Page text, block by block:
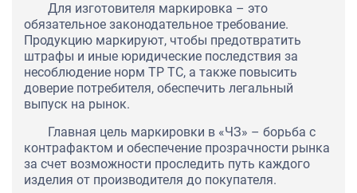
Для изготовителя маркировка – это
обязательное законодательное требование.
Продукцию маркируют, чтобы предотвратить
штрафы и иные юридические последствия за
несоблюдение норм ТР ТС, а также повысить
доверие потребителя, обеспечить легальный
выпуск на рынок.
Главная цель маркировки в «ЧЗ» – борьба с
контрафактом и обеспечение прозрачности рынка
за счет возможности проследить путь каждого
изделия от производителя до покупателя.